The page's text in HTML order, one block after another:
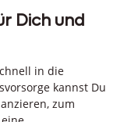
Dich und
in die
kannst Du
zum